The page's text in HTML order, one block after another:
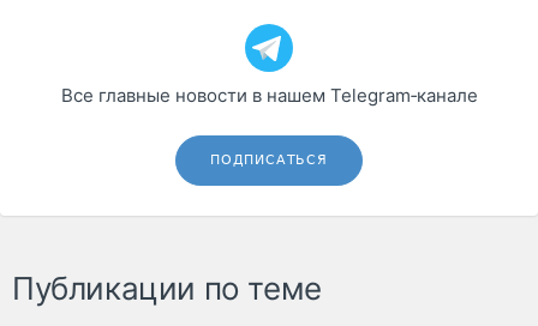
Все главные новости в нашем Telegram‑канале
ПОДПИСАТЬСЯ
Публикации по теме